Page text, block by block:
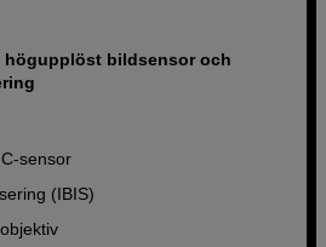
högupplöst bildsensor och
sensor
(IBIS)